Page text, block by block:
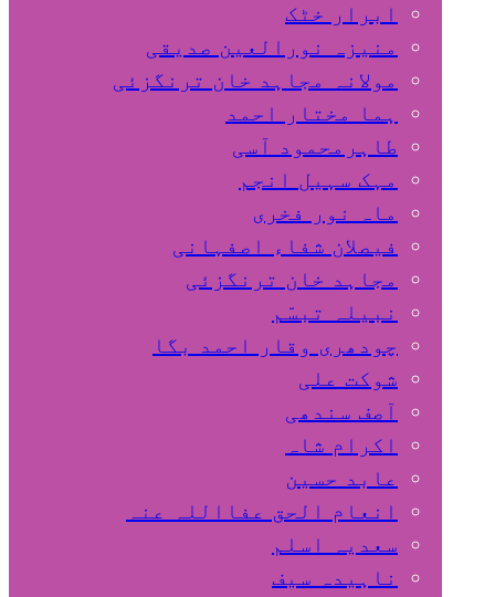
ابرار خٹک
منیزہ نورالعین صدیقی
مولانہ مجاہد خان ترنگزئی
ہما مختار احمد
طاہرمحمود آسی
مہک سہیل انجم
ماہ نور فخری
فیصلان شفاء اصفہانی
مجاہد خان ترنگزئی
نبیلہ تبسّم
چودھری وقار احمد بگا
شوکت علی
آصف سندھی
اکرام شاہ
عابد حسین
انعام الحق عفااللہ عنہ
سعدیہ اسلم
ناہیدہ سیف